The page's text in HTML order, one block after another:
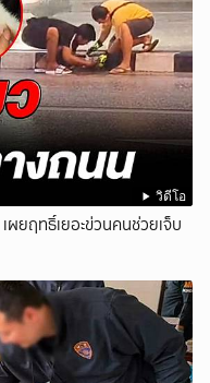
วิดีโอ
ยฤทธิ์เยอะข่วนคนช่วยเจ็บ